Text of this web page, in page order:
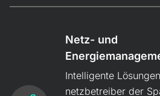
Netz- und
Intelligente
netz­betreiber der